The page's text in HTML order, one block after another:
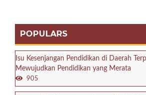
POPULARS
Isu Kesenjangan Pendidikan di Daerah
Mewujudkan Pendidikan yang Merata
905